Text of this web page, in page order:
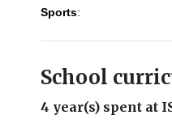
Sports:
School
4 year(s) spent at